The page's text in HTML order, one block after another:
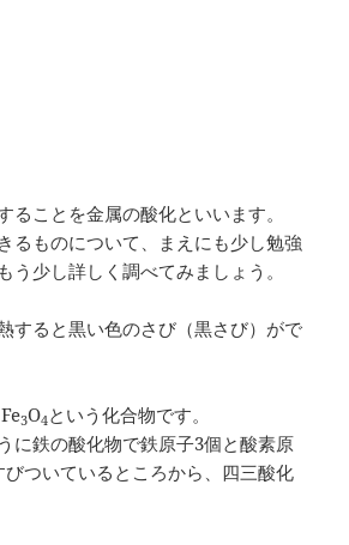
ることを金属の酸化といいます。
るものについて、まえにも少し勉強
う少し詳しく調べてみましょう。
すると黒い色のさび（黒さび）がで
3O4という化合物です。
に鉄の酸化物で鉄原子3個と酸素原
ついているところから、四三酸化